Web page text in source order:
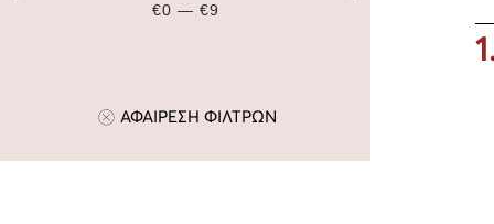
€0 — €9
ΑΦΑΙΡΕΣΗ ΦΙΛΤΡΩΝ